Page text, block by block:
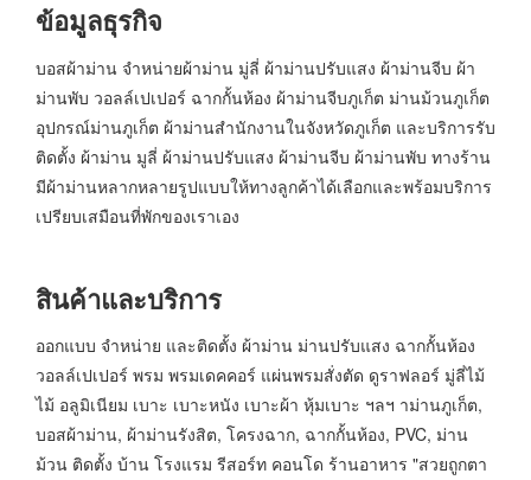
ข้อมูลธุรกิจ
บอสผ้าม่าน จำหน่ายผ้าม่าน มู่ลี่ ผ้าม่านปรับแสง ผ้าม่านจีบ ผ้า
ม่านพับ วอลล์เปเปอร์ ฉากกั้นห้อง ผ้าม่านจีบภูเก็ต ม่านม้วนภูเก็ต
อุปกรณ์ม่านภูเก็ต ผ้าม่านสำนักงานในจังหวัดภูเก็ต และบริการรับ
ติดตั้ง ผ้าม่าน มูลี่ ผ้าม่านปรับแสง ผ้าม่านจีบ ผ้าม่านพับ ทางร้าน
มีผ้าม่านหลากหลายรูปแบบให้ทางลูกค้าได้เลือกและพร้อมบริการ
เปรียบเสมือนที่พักของเราเอง
สินค้าและบริการ
ออกแบบ จำหน่าย และติดตั้ง ผ้าม่าน ม่านปรับแสง ฉากกั้นห้อง
วอลล์เปเปอร์ พรม พรมเดคคอร์ แผ่นพรมสั่งตัด ดูราฟลอร์ มู่ลี่ไม้
ไม้ อลูมิเนียม เบาะ เบาะหนัง เบาะผ้า หุ้มเบาะ ฯลฯ าม่านภูเก็ต,
บอสผ้าม่าน, ผ้าม่านรังสิต, โครงฉาก, ฉากกั้นห้อง, PVC, ม่าน
ม้วน ติดตั้ง บ้าน โรงแรม รีสอร์ท คอนโด ร้านอาหาร "สวยถูกตา